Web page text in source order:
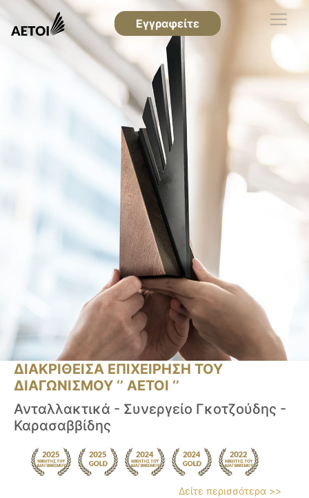
Εγγραφείτε
ΔΙΑΚΡΙΘΕΙΣΑ ΕΠΙΧΕΙΡΗΣΗ ΤΟΥ
ΔΙΑΓΩΝΙΣΜΟΥ ‘’ ΑΕΤΟΙ ‘’
Ανταλλακτικά - Συνεργείο Γκοτζούδης -
Καρασαββίδης
Δείτε περισσότερα >>